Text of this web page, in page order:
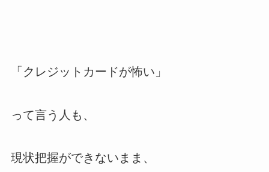
「クレジットカードが怖い」
って言う人も、
現状把握ができないまま、